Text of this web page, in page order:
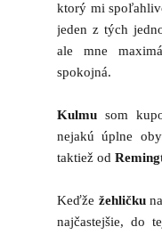
ktorý mi
jeden z tých
ale mne
spokojná.
Kulmu som
nejakú úplne
taktiež od
Keďže žehličku
najčastejšie, do